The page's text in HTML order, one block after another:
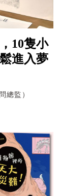
10隻小
進入夢
總監）